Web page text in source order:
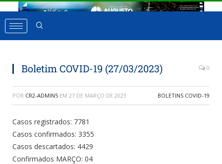
Boletim COVID-19 (27/03/2023) 0
POR CR2-ADMIN5 EM 27 DE MARÇO DE 2023 BOLETINS COVID-19
Casos registrados: 7781
Casos confirmados: 3355
Casos descartados: 4429
Confirmados MARÇO: 04